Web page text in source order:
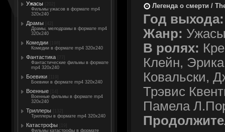
Ужасы
Фильмы ужасов в формате mp4
320x240
Драмы
Драмы, мелодрамы в формате mp4
320x240
Комедии
Комедии в формате mp4 320x240
Фантастика
Фантастические фильмы в формате
mp4 320x240
Боевики
Боевики в формате mp4 320x240
Военные
Военные фильмы в формате mp4
320x240
Триллеры
Триллеры в формате mp4 320x240
Катастрофы
Фильмы катастрофы в формате
Легенда о смерти /
Год выхода:
Жанр:
В ролях:
Клейн,
Ковaльски,
Трэвис
Памела